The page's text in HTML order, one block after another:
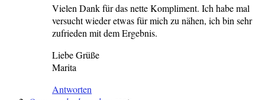
Vielen Dank für das nette Kompliment. Ich habe mal
versucht wieder etwas für mich zu nähen, ich bin sehr
zufrieden mit dem Ergebnis.
Liebe Grüße
Marita
Antworten